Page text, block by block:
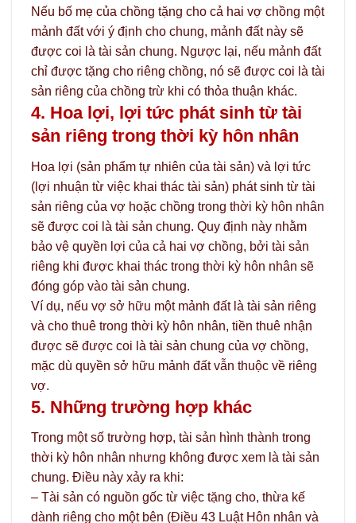
Nếu bố mẹ của chồng tặng cho cả hai vợ chồng một
mảnh đất với ý định cho chung, mảnh đất này sẽ
được coi là tài sản chung. Ngược lại, nếu mảnh đất
chỉ được tặng cho riêng chồng, nó sẽ được coi là tài
sản riêng của chồng trừ khi có thỏa thuận khác.
4. Hoa lợi, lợi tức phát sinh từ tài
sản riêng trong thời kỳ hôn nhân
Hoa lợi (sản phẩm tự nhiên của tài sản) và lợi tức
(lợi nhuận từ việc khai thác tài sản) phát sinh từ tài
sản riêng của vợ hoặc chồng trong thời kỳ hôn nhân
sẽ được coi là tài sản chung. Quy định này nhằm
bảo vệ quyền lợi của cả hai vợ chồng, bởi tài sản
riêng khi được khai thác trong thời kỳ hôn nhân sẽ
đóng góp vào tài sản chung.
Ví dụ, nếu vợ sở hữu một mảnh đất là tài sản riêng
và cho thuê trong thời kỳ hôn nhân, tiền thuê nhận
được sẽ được coi là tài sản chung của vợ chồng,
mặc dù quyền sở hữu mảnh đất vẫn thuộc về riêng
vợ.
5. Những trường hợp khác
Trong một số trường hợp, tài sản hình thành trong
thời kỳ hôn nhân nhưng không được xem là tài sản
chung. Điều này xảy ra khi:
– Tài sản có nguồn gốc từ việc tặng cho, thừa kế
dành riêng cho một bên (Điều 43 Luật Hôn nhân và